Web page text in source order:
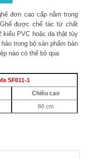
đơn cao cấp nằm trong
được chế tác từ chất
kiểu PVC hoặc da thật tùy
trong bộ sản phẩm bàn
nào có thể bỏ qua
SF011-1
Chiều cao
86 cm